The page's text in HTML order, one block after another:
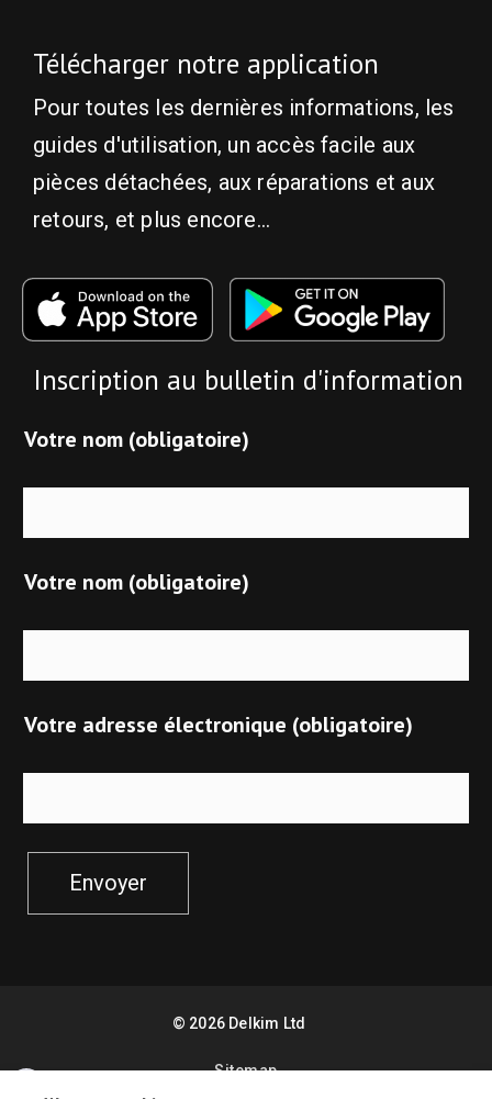
Télécharger notre application
Pour toutes les dernières informations, les
guides d'utilisation, un accès facile aux
pièces détachées, aux réparations et aux
retours, et plus encore...
Inscription au bulletin d'information
Votre nom (obligatoire)
Votre nom (obligatoire)
Votre adresse électronique (obligatoire)
Envoyer
© 2026 Delkim Ltd
Sitemap